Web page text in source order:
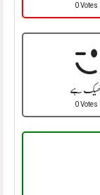
0 Votes
ہے
0 Votes